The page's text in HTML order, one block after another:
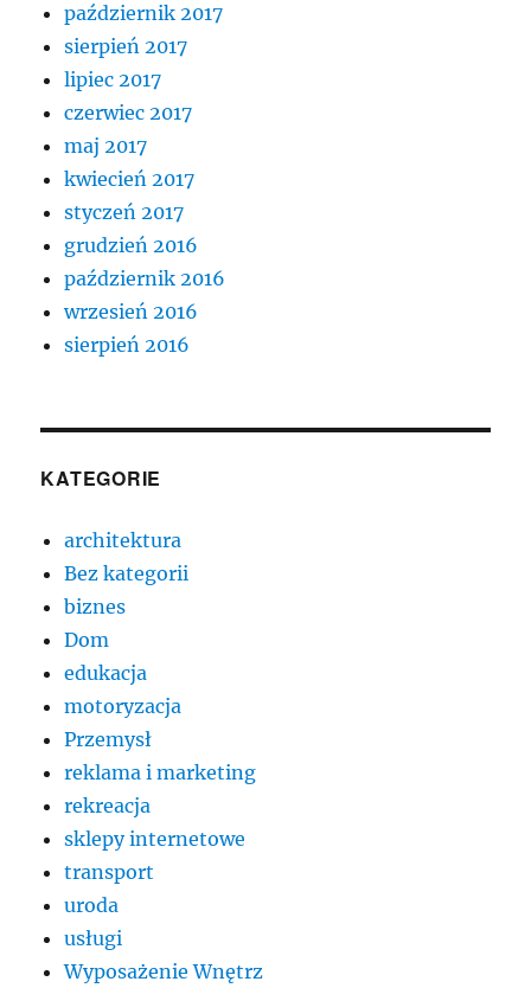
październik 2017
sierpień 2017
lipiec 2017
czerwiec 2017
maj 2017
kwiecień 2017
styczeń 2017
grudzień 2016
październik 2016
wrzesień 2016
sierpień 2016
KATEGORIE
architektura
Bez kategorii
biznes
Dom
edukacja
motoryzacja
Przemysł
reklama i marketing
rekreacja
sklepy internetowe
transport
uroda
usługi
Wyposażenie Wnętrz